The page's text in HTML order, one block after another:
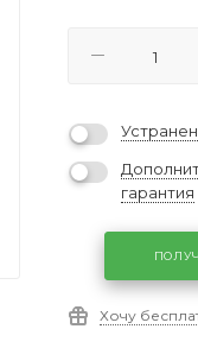
гарантия
Хочу